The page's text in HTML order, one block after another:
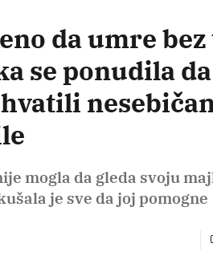
da umre
se ponudila
mogla da gleda svoju
je sve da joj pomogne